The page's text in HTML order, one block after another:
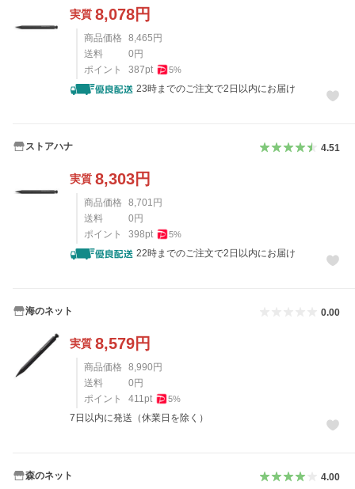
実質 8,078円
商品価格 8,465円
送料
0円
ポイント
387pt 5%
23時までのご注文で2日以内にお届け
ストアハナ 4.51
実質 8,303円
商品価格 8,701 円
送料
0円
ポイント
398pt 5%
22時までのご注文で2日以内にお届け
海のネット 0.00
実質 8,579円
商品価格 8,990円
送料
0円
ポイント
411 pt 5%
7日以内に発送（休業日を除く）
森のネット 4.00